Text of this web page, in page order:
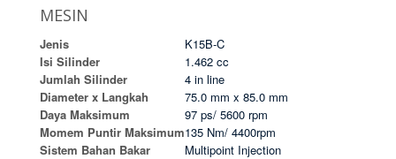
MESIN
Jenis
K15B-C
Isi Silinder
1.462 cc
Jumlah Silinder
4 in line
Diameter x Langkah
75.0 mm x 85.0 mm
Daya Maksimum
97 ps/ 5600 rpm
Momem Puntir Maksimum135 Nm/ 4400rpm
Sistem Bahan Bakar
Multipoint Injection